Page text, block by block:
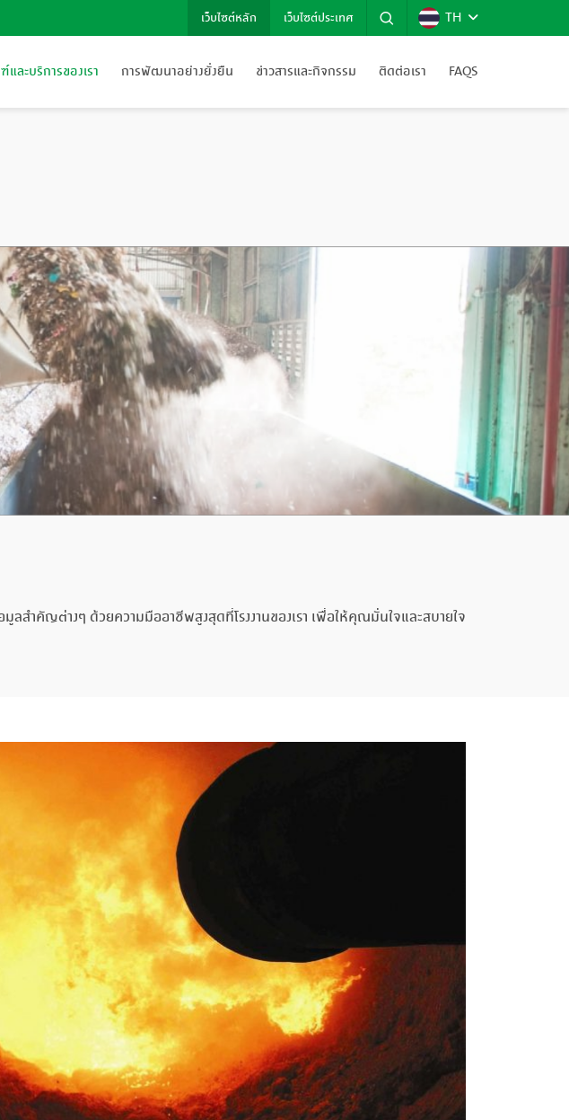
เว็บไซต์หลัก เว็บไซต์ประเทศ TH
ละบริการของเรา การพัฒนาอย่างยั่งยืน ข่าวสารและกิจกรรม ติดต่อเรา FAQS
ลสำคัญต่างๆ ด้วยความมืออาชีพสูงสุดที่โรงงานของเรา เพื่อให้คุณมั่นใจและสบายใจ